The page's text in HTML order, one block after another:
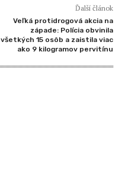
Ďalší článok
Veľká protidrogová akcia na
západe: Polícia obvinila
všetkých 15 osôb a zaistila viac
ako 9 kilogramov pervitínu